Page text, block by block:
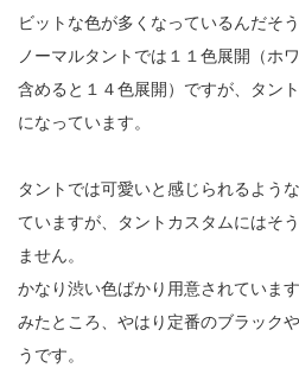
ビットな色が多くなっているんだそう
ノーマルタントでは１１色展開（ホ
含めると１４色展開）ですが、タン
になっています。
タントでは可愛いと感じられるよう
ていますが、タントカスタムにはそ
ません。
かなり渋い色ばかり用意されていま
みたところ、やはり定番のブラック
うです。